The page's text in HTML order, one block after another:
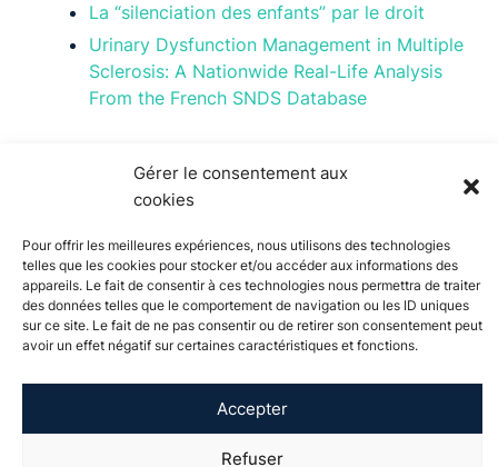
Gérer le consentement aux
cookies
Pour offrir les meilleures expériences, nous utilisons des technologies
telles que les cookies pour stocker et/ou accéder aux informations des
appareils. Le fait de consentir à ces technologies nous permettra de traiter
des données telles que le comportement de navigation ou les ID uniques
sur ce site. Le fait de ne pas consentir ou de retirer son consentement peut
avoir un effet négatif sur certaines caractéristiques et fonctions.
Accepter
Refuser
La “silenciation des enfants” par le droit
Urinary Dysfunction Management in Multiple
Sclerosis: A Nationwide Real-Life Analysis
From the French SNDS Database
À propos de
l'Université
Actualités Événements
Catalogue de
formation
InternationalSoutenirRecherche
Mentions légales